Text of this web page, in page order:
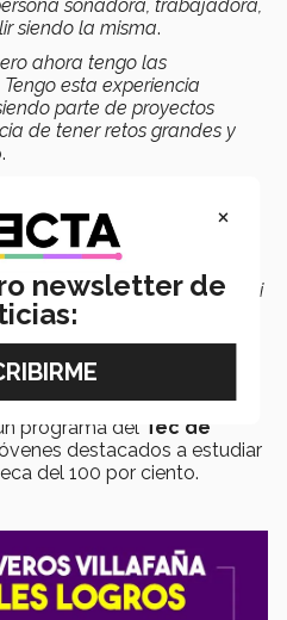
soñadora, trabajadora,
siendo la misma.
ahora tengo las
esta experiencia
parte de proyectos
de tener retos grandes y
Líderes del Mañana.
con ellos de que hayan
y me escogieron. Sin
confiar en mí y pagar mi
creciendo de manera
en proyectos que
programa del Tec de
destacados a estudiar
del 100 por ciento.
×
newsletter de